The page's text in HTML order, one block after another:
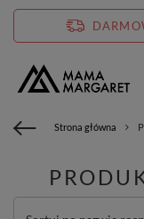
Strona główna